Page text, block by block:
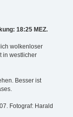
18:25 MEZ.
wolkenloser
in westlicher
Besser ist
Fotograf: Harald